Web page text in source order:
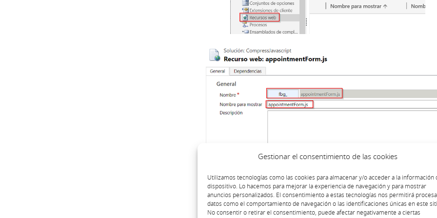
Gestionar el consentimiento de las cookies
Utilizamos tecnologías como las cookies para almacenar y/o acceder a la información
dispositivo. Lo hacemos para mejorar la experiencia de navegación y para mostrar
anuncios personalizados. El consentimiento a estas tecnologías nos permitirá
datos como el comportamiento de navegación o las identificaciones únicas en este
No consentir o retirar el consentimiento, puede afectar negativamente a ciertas